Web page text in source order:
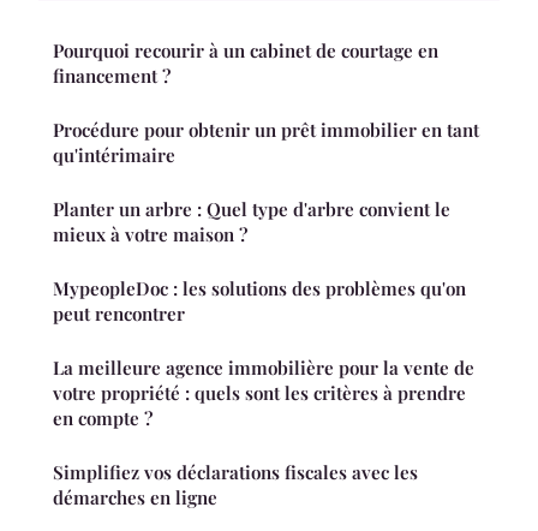
Pourquoi recourir à un cabinet de courtage en
financement ?
Procédure pour obtenir un prêt immobilier en tant
qu'intérimaire
Planter un arbre : Quel type d'arbre convient le
mieux à votre maison ?
MypeopleDoc : les solutions des problèmes qu'on
peut rencontrer
La meilleure agence immobilière pour la vente de
votre propriété : quels sont les critères à prendre
en compte ?
Simplifiez vos déclarations fiscales avec les
démarches en ligne